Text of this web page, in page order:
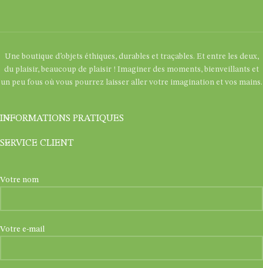
Une boutique d’objets éthiques, durables et traçables. Et entre les deux,
du plaisir, beaucoup de plaisir ! Imaginer des moments, bienveillants et
un peu fous où vous pourrez laisser aller votre imagination et vos mains.
INFORMATIONS PRATIQUES
SERVICE CLIENT
Votre nom
Votre e-mail